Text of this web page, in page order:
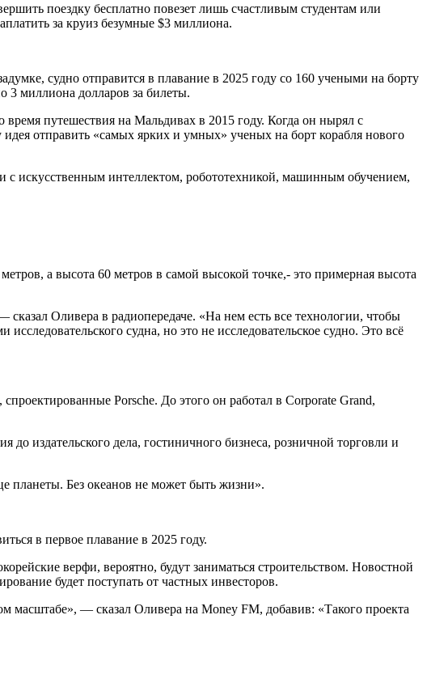
поездку бесплатно повезет лишь счастливым студентам или
за круиз безумные $3 миллиона.
судно отправится в плавание в 2025 году со 160 учеными на борту
3 миллиона долларов за билеты.
время путешествия на Мальдивах в 2015 году. Когда он нырял с
отправить «самых ярких и умных» ученых на борт корабля нового
с искусственным интеллектом, робототехникой, машинным обучением,
а высота 60 метров в самой высокой точке,- это примерная высота
Оливера в радиопередаче. «На нем есть все технологии, чтобы
судна, но это не исследовательское судно. Это всё
Porsche. До этого он работал в Corporate Grand,
издательского дела, гостиничного бизнеса, розничной торговли и
планеты. Без океанов не может быть жизни».
в первое плавание в 2025 году.
верфи, вероятно, будут заниматься строительством. Новостной
будет поступать от частных инвесторов.
масштабе», — сказал Оливера на Money FM, добавив: «Такого проекта